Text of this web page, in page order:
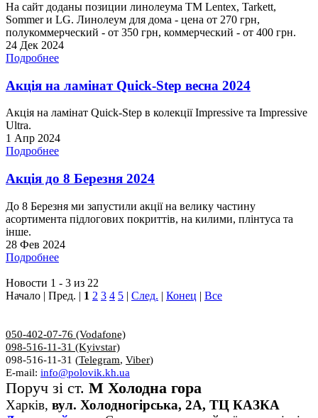
На сайт доданы позиции линолеума ТМ Lentex, Tarkett,
Sommer и LG. Линолеум для дома - цена от 270 грн,
полукоммерческий - от 350 грн, коммерческий - от 400 грн.
24 Дек 2024
Подробнее
Акція на ламінат Quick-Step весна 2024
Акція на ламінат Quick-Step в колекції Impressive та Impressive
Ultra.
1 Апр 2024
Подробнее
Акція до 8 Березня 2024
До 8 Березня ми запустили акції на велику частину
асортимента підлогових покриттів, на килими, плінтуса та
інше.
28 Фев 2024
Подробнее
Новости 1 - 3 из 22
Начало | Пред. | 1 2 3 4 5 | След. | Конец | Все
050-402-07-76 (Vodafone)
098-516-11-31 (Kyivstar)
098-516-11-31 (Telegram, Viber)
E-mail: info@polovik.kh.ua
Поруч зі ст. М Холодна гора
Харків, вул. Холодногірська, 2А, ТЦ КАЗКА